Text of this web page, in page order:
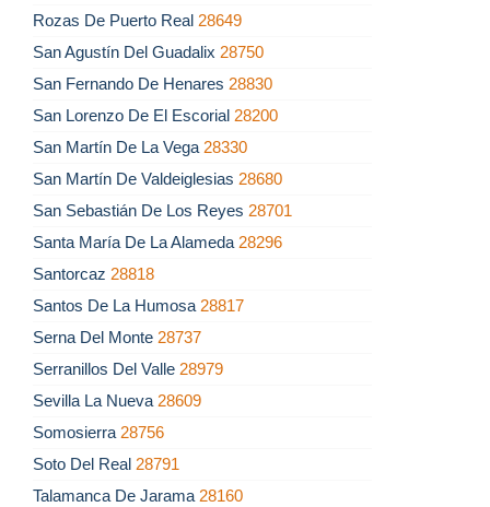
Rozas De Puerto Real 28649
San Agustín Del Guadalix 28750
San Fernando De Henares 28830
San Lorenzo De El Escorial 28200
San Martín De La Vega 28330
San Martín De Valdeiglesias 28680
San Sebastián De Los Reyes 28701
Santa María De La Alameda 28296
Santorcaz 28818
Santos De La Humosa 28817
Serna Del Monte 28737
Serranillos Del Valle 28979
Sevilla La Nueva 28609
Somosierra 28756
Soto Del Real 28791
Talamanca De Jarama 28160